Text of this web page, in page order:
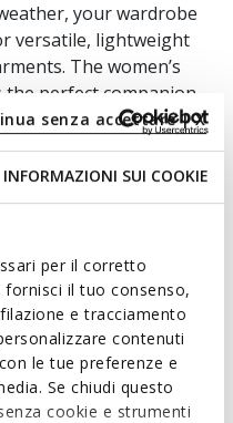
INFORMAZIONI SUI COOKIE
per il corretto
il tuo consenso,
e tracciamento
contenuti
le tue preferenze e
Se chiudi questo
cookie e strumenti
senza accettare | X
your wardrobe
versatile, lightweight
The women’s
perfect companion
swings and
the weather.
ultra-lightweight
and functional details
practicality. From
that are easy to
trenchcoats and more
to the Geox
to accompany you
the day.